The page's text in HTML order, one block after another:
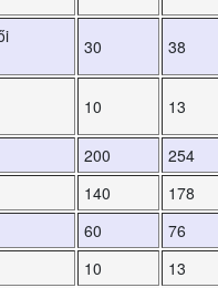
30 38
10 13
200
254
140
178
60
76
10
13